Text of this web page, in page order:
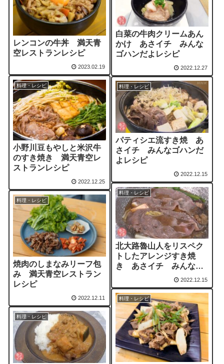
レンコンの牛丼 満天青
空レストランレシピ
2023.02.19
白菜の牛肉クリームあん
かけ あさイチ みんな
ゴハンだよレシピ
2022.12.27
料理・レシピ
小野川豆もやしと米沢牛
のすき焼き 満天青空レ
ストランレシピ
2022.12.25
料理・レシピ
パティシエ流すき焼 あ
さイチ みんなゴハンだ
よレシピ
2022.12.15
料理・レシピ
北大路魯山人をリスペク
トしたアレンジすき焼
き あさイチ みんなゴ
2022.12.15
料理・レシピ
焼肉のしまなみリーフ包
み 満天青空レストラン
レシピ
2022.12.11 料理・レシピ
料理・レシピ